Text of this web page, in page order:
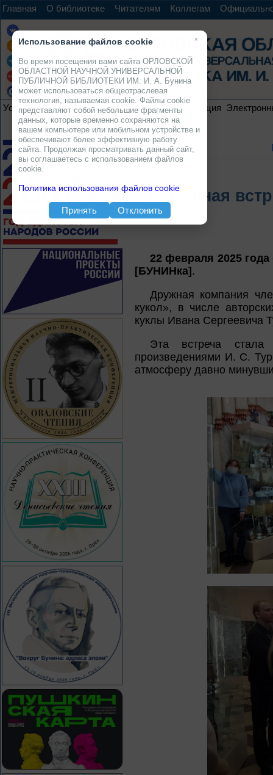
Главная О библиотеке Читателям Коллегам
Услуги Ресурсы Проекты Электронная коллекция
Выездная
22 февраля 2025 года
[БУНИНка] .
Дружная компания
кукол», в числе
куклы Ивана Сергеевича
Эта встреча
произведениями И. С.
атмосферу давно
×
Использование файлов cookie
Во время посещения вами сайта ОРЛОВСКОЙ
ОБЛАСТНОЙ НАУЧНОЙ УНИВЕРСАЛЬНОЙ
ПУБЛИЧНОЙ БИБЛИОТЕКИ ИМ. И. А. Бунина
может использоваться общеотраслевая
технология, называемая cookie. Файлы cookie
представляют собой небольшие фрагменты
данных, которые временно сохраняются на
вашем компьютере или мобильном устройстве и
обеспечивают более эффективную работу
сайта. Продолжая просматривать данный сайт,
вы соглашаетесь с использованием файлов
cookie.
Политика использования файлов cookie
Принять Отклонить